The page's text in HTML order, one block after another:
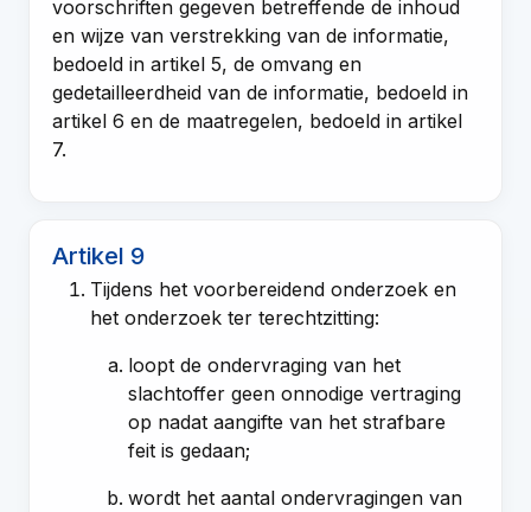
voorschriften gegeven betreffende de inhoud
en wijze van verstrekking van de informatie,
bedoeld inartikel 5, de omvang en
gedetailleerdheid van de informatie, bedoeld in
artikel 6 en de maatregelen, bedoeld inartikel
7.
Artikel 9
Tijdens het voorbereidend onderzoek en
het onderzoek ter terechtzitting:
loopt de ondervraging van het
slachtoffer geen onnodige vertraging
op nadat aangifte van het strafbare
feit is gedaan;
wordt het aantal ondervragingen van